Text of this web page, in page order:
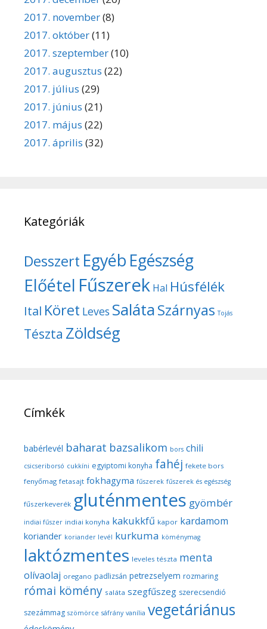
2017. november(8)
2017. október(11)
2017. szeptember(10)
2017. augusztus (22)
2017. július (29)
2017. június (21)
2017. május (22)
2017. április (32)
Kategóriák
Desszert Egyéb Egészség
Előétel Fűszerek Hal Húsfélék
Ital Köret Leves SalátaSzárnyas Tojás
Tészta Zöldség
Címkék
babérlevél baharat bazsalikom bors chili
csicseriborsó cukkíni egyiptomi konyha fahéj fekete bors
fenyőmag fetasajt fokhagyma fűszerek fűszerek és egészség
fűszerkeverék gluténmentes gyömbér
indiai fűszer indiai konyha kakukkfű kapor kardamom
koriander koriander levél kurkuma köménymag
laktózmentes leveles tészta menta
olívaolaj oregano padlizsán petrezselyem rozmaring
római kömény saláta szegfűszeg szerecsendió
szezámmag szömörce sáfrány vanília vegetáriánus